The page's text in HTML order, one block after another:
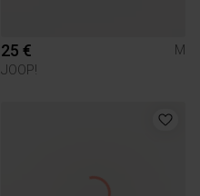
25 €
M
JOOP!